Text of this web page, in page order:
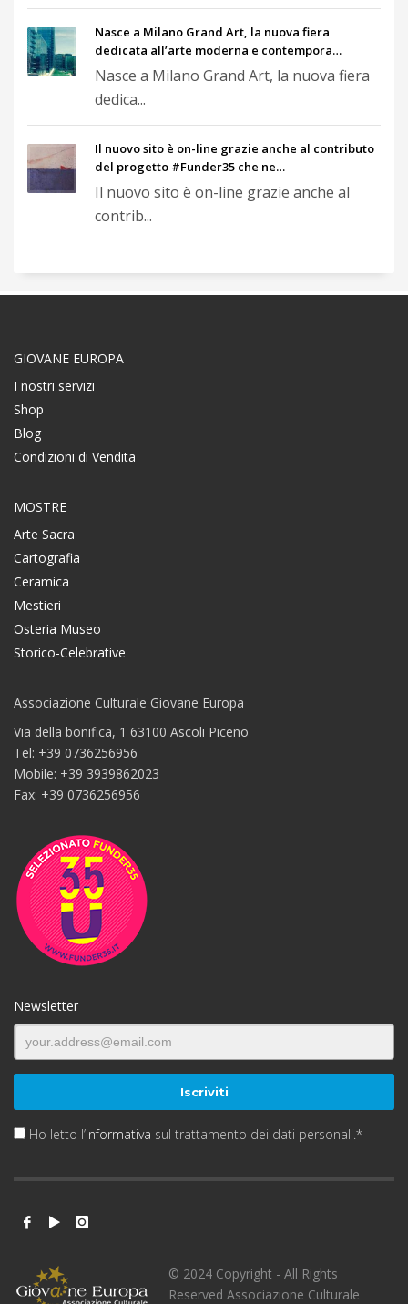
Nasce a Milano Grand Art, la nuova fiera
dedicata all’arte moderna e contempora…
Nasce a Milano Grand Art, la nuova fiera
dedica...
Il nuovo sito è on-line grazie anche al contributo
del progetto #Funder35 che ne…
Il nuovo sito è on-line grazie anche al
contrib...
GIOVANE EUROPA
I nostri servizi
Shop
Blog
Condizioni di Vendita
MOSTRE
Arte Sacra
Cartografia
Ceramica
Mestieri
Osteria Museo
Storico-Celebrative
Associazione Culturale Giovane Europa
Via della bonifica, 1 63100 Ascoli Piceno
Tel: +39 0736256956
Mobile: +39 3939862023
Fax: +39 0736256956
Newsletter
Ho letto l’informativa sul trattamento dei dati personali.*
© 2024 Copyright - All Rights
Reserved Associazione Culturale